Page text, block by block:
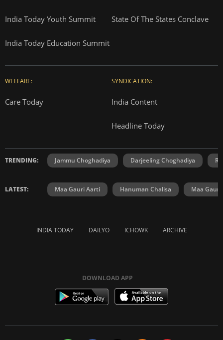
India Today Youth Summit State Of The States Conclave
India Today Education Summit
WELFARE:
Care Today
SYNDICATION:
India Content
Headline Today
TRENDING: Jammu Choghadiya Darjeeling Choghadiya
LATEST: Maa Gauri Aarti Hanuman Chalisa Maa Gauri
INDIA TODAY DAILYO ICHOWK ARCHIVE
DOWNLOAD APP